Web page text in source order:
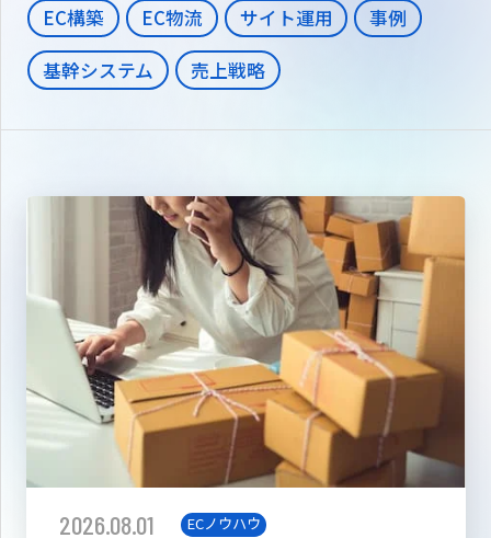
EC構築
EC物流 サイト運用
事例
基幹システム
売上戦略
2026.08.01 ECノウハウ